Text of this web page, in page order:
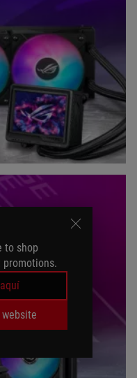
to shop